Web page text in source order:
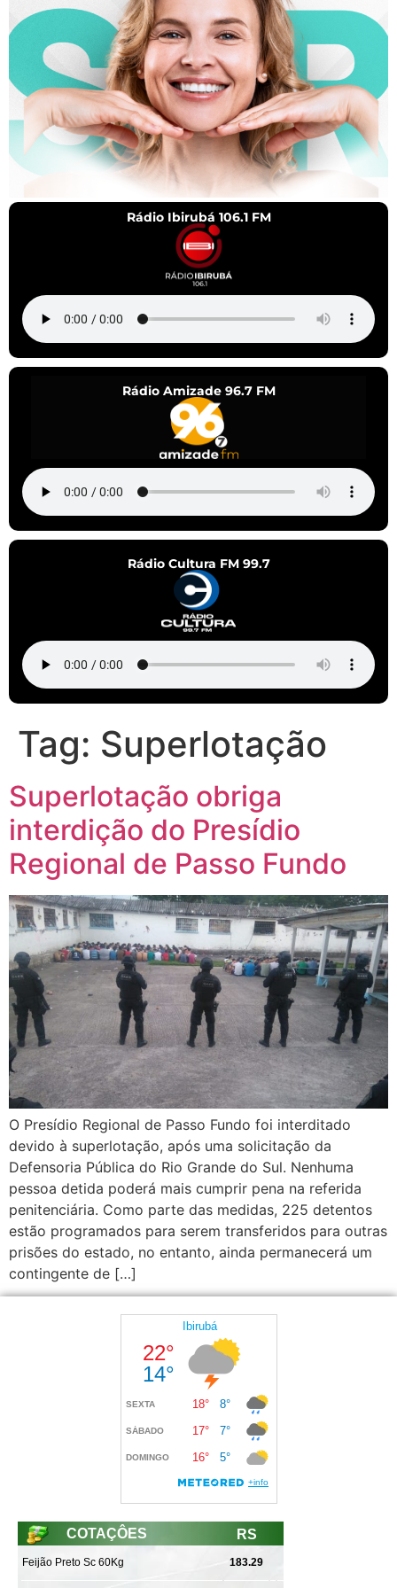
Rádio Ibirubá 106.1 FM
Rádio Amizade 96.7 FM
Rádio Cultura FM 99.7
Tag: Superlotação
Superlotação obriga
interdição do Presídio
Regional de Passo Fundo
O Presídio Regional de Passo Fundo foi interditado
devido à superlotação, após uma solicitação da
Defensoria Pública do Rio Grande do Sul. Nenhuma
pessoa detida poderá mais cumprir pena na referida
penitenciária. Como parte das medidas, 225 detentos
estão programados para serem transferidos para outras
prisões do estado, no entanto, ainda permanecerá um
contingente de […]